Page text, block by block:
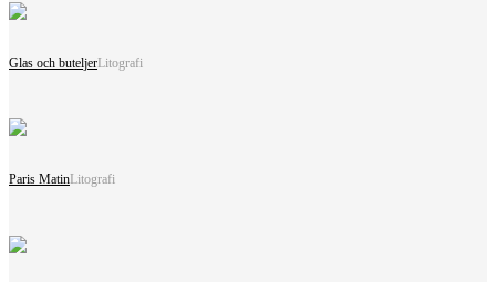
Glas och buteljerLitografi
Paris MatinLitografi